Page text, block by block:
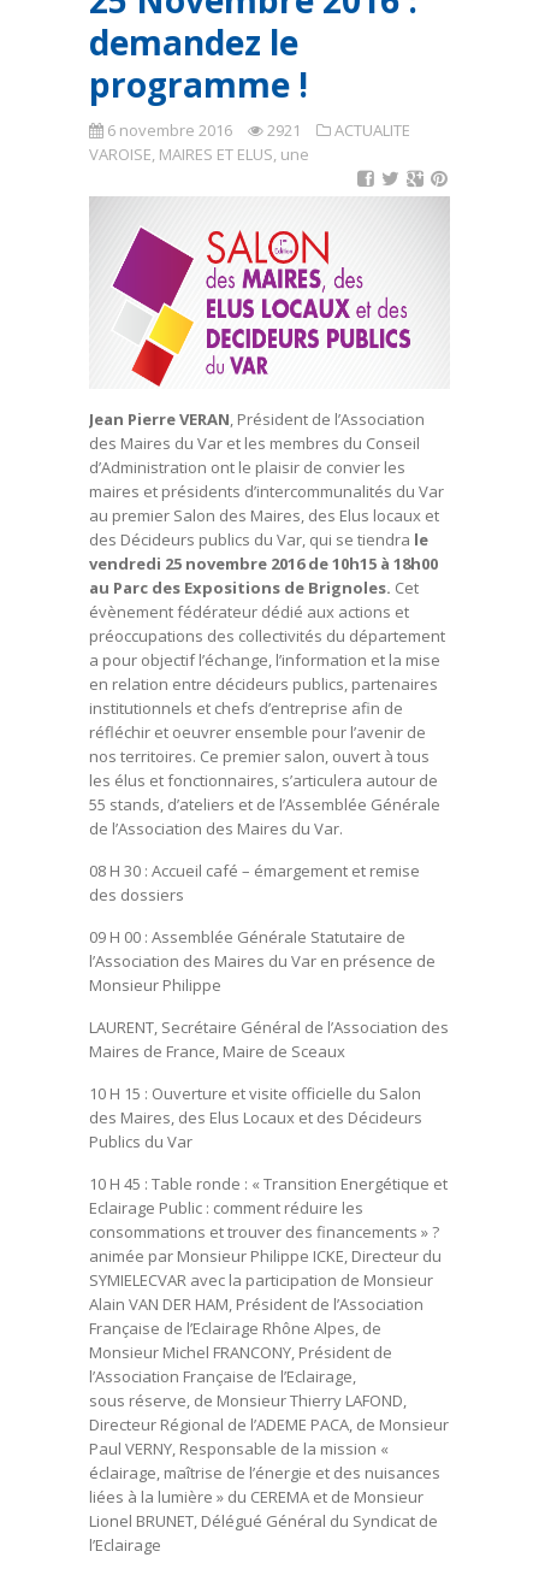
demandez le
programme !
6 novembre 2016 2921
ACTUALITE
VAROISE, MAIRES ET ELUS, une
Jean Pierre VERAN, Président de l’Association
des Maires du Var et les membres du Conseil
d’Administration ont le plaisir de convier les
maires et présidents d’intercommunalités du Var
au premier Salon des Maires, des Elus locaux et
des Décideurs publics du Var, qui se tiendra le
vendredi 25 novembre 2016 de 10h15 à 18h00
au Parc des Expositions de Brignoles. Cet
évènement fédérateur dédié aux actions et
préoccupations des collectivités du département
a pour objectif l’échange, l’information et la mise
en relation entre décideurs publics, partenaires
institutionnels et chefs d’entreprise afin de
réfléchir et oeuvrer ensemble pour l’avenir de
nos territoires. Ce premier salon, ouvert à tous
les élus et fonctionnaires, s’articulera autour de
55 stands, d’ateliers et de l’Assemblée Générale
de l’Association des Maires du Var.
08 H 30 : Accueil café – émargement et remise
des dossiers
09 H 00 : Assemblée Générale Statutaire de
l’Association des Maires du Var en présence de
Monsieur Philippe
LAURENT, Secrétaire Général de l’Association des
Maires de France, Maire de Sceaux
10 H 15 : Ouverture et visite officielle du Salon
des Maires, des Elus Locaux et des Décideurs
Publics du Var
10 H 45 : Table ronde : « Transition Energétique et
Eclairage Public : comment réduire les
consommations ettrouver des financements » ?
animée par Monsieur Philippe ICKE, Directeur du
SYMIELECVAR avec la participation de Monsieur
Alain VAN DER HAM, Président de l’Association
Française de l’Eclairage Rhône Alpes, de
Monsieur Michel FRANCONY, Président de
l’Association Française de l’Eclairage,
sous réserve, de Monsieur Thierry LAFOND,
Directeur Régional de l’ADEME PACA, de Monsieur
Paul VERNY, Responsable de la mission «
éclairage, maîtrise de l’énergie et des nuisances
liées à la lumière » du CEREMA et de Monsieur
Lionel BRUNET, Délégué Général du Syndicat de
l’Eclairage